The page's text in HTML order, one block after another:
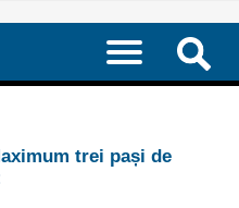
trei pași de